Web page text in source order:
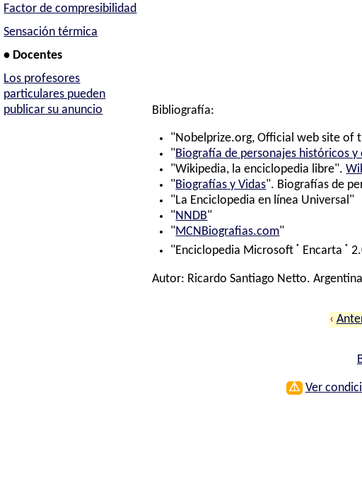
Factor de compresibilidad
Sensación térmica
• Docentes
Los profesores
particulares pueden
publicar su anuncio
Bibliografía:
"Nobelprize.org, Official web site of
"Biografía de personajes históricos y
"Wikipedia, la enciclopedia libre".
"Biografías y Vidas". Biografías de
"La Enciclopedia en línea Universal"
"NNDB"
"MCNBiografias.com"
"Enciclopedia Microsoft ® Encarta ®
Autor: Ricardo Santiago Netto. Argentina
‹
⚠ Ver